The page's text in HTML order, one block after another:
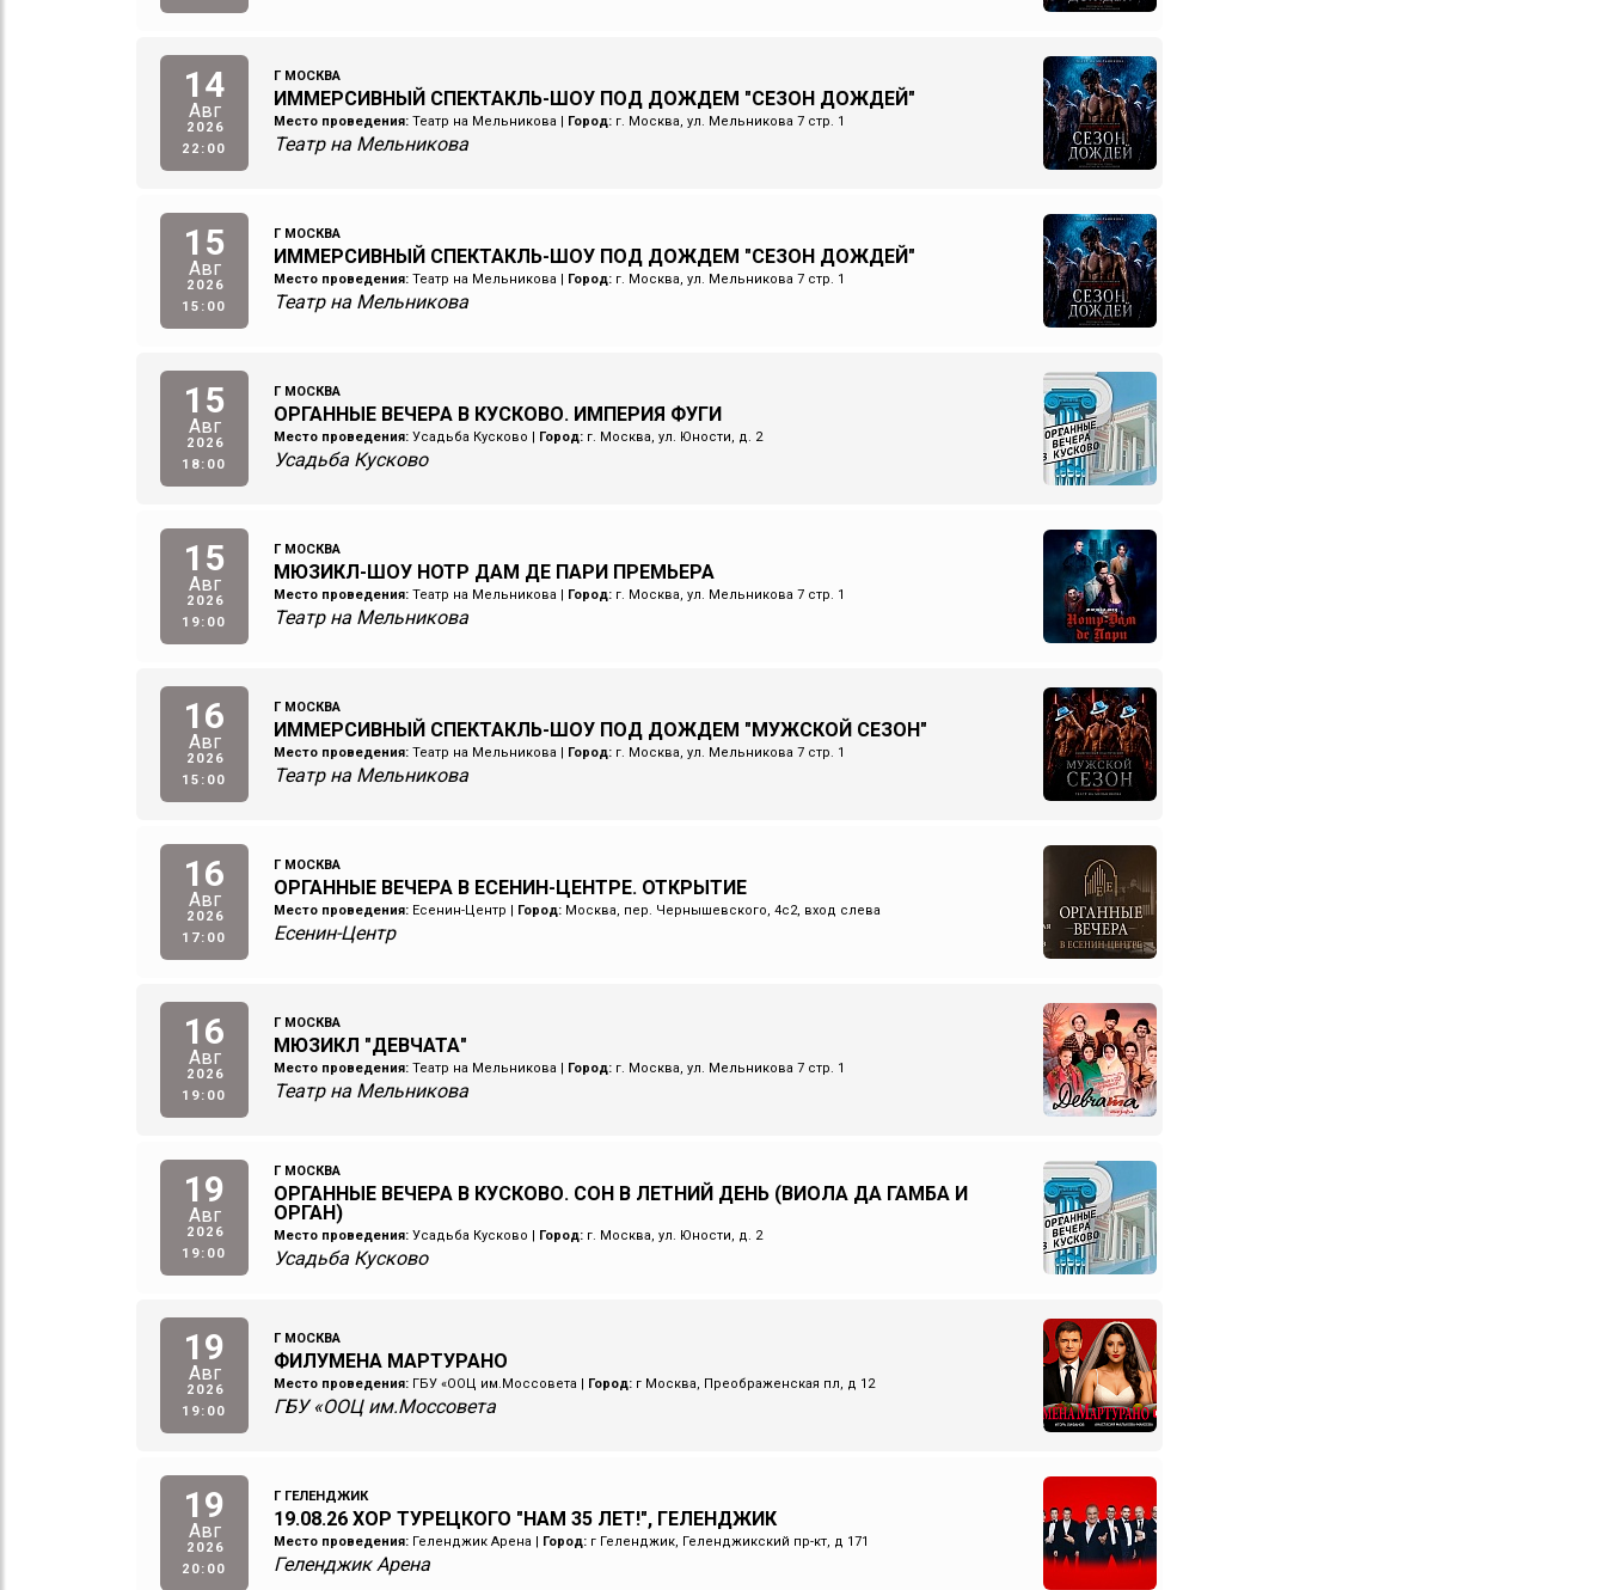
14
Авг
2026
22:00
Г МОСКВА
ИММЕРСИВНЫЙ СПЕКТАКЛЬ-ШОУ ПОД ДОЖДЕМ "СЕЗОН ДОЖДЕЙ"
Место проведения:Театр на Мельникова | Город:г. Москва, ул. Мельникова 7 стр. 1
Театр на Мельникова
15
Авг
2026
15:00
Г МОСКВА
ИММЕРСИВНЫЙ СПЕКТАКЛЬ-ШОУ ПОД ДОЖДЕМ "СЕЗОН ДОЖДЕЙ"
Место проведения:Театр на Мельникова | Город:г. Москва, ул. Мельникова 7 стр. 1
Театр на Мельникова
15
Авг
2026
18:00
Г МОСКВА
ОРГАННЫЕ ВЕЧЕРА В КУСКОВО. ИМПЕРИЯ ФУГИ
Место проведения:Усадьба Кусково | Город:г. Москва, ул. Юности, д. 2
Усадьба Кусково
15
Авг
2026
19:00
Г МОСКВА
МЮЗИКЛ-ШОУ НОТР ДАМ ДЕ ПАРИ ПРЕМЬЕРА
Место проведения:Театр на Мельникова | Город:г. Москва, ул. Мельникова 7 стр. 1
Театр на Мельникова
16
Авг
2026
15:00
Г МОСКВА
ИММЕРСИВНЫЙ СПЕКТАКЛЬ-ШОУ ПОД ДОЖДЕМ "МУЖСКОЙ СЕЗОН"
Место проведения:Театр на Мельникова | Город:г. Москва, ул. Мельникова 7 стр. 1
Театр на Мельникова
16
Авг
2026
17:00
Г МОСКВА
ОРГАННЫЕ ВЕЧЕРА В ЕСЕНИН-ЦЕНТРЕ. ОТКРЫТИЕ
Место проведения:Есенин-Центр | Город:Москва, пер. Чернышевского, 4с2, вход слева
Есенин-Центр
16
Авг
2026
19:00
Г МОСКВА
МЮЗИКЛ "ДЕВЧАТА"
Место проведения:Театр на Мельникова | Город:г. Москва, ул. Мельникова 7 стр. 1
Театр на Мельникова
19
Авг
2026
19:00
Г МОСКВА
ОРГАННЫЕ ВЕЧЕРА В КУСКОВО. СОН В ЛЕТНИЙ ДЕНЬ (ВИОЛА ДА ГАМБА И
ОРГАН)
Место проведения:Усадьба Кусково | Город:г. Москва, ул. Юности, д. 2
Усадьба Кусково
19
Авг
2026
19:00
Г МОСКВА
ФИЛУМЕНА МАРТУРАНО
Место проведения:ГБУ «ООЦ им.Моссовета | Город:г Москва, Преображенская пл, д 12
ГБУ «ООЦ им.Моссовета
19
Авг
2026
20:00
Г ГЕЛЕНДЖИК
19.08.26 ХОР ТУРЕЦКОГО "НАМ 35 ЛЕТ!", ГЕЛЕНДЖИК
Место проведения:Геленджик Арена | Город:г Геленджик, Геленджикский пр-кт, д 171
Геленджик Арена